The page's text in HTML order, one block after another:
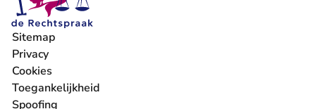
Sitemap
Privacy
Cookies
Toegankelijkheid
Spoofing